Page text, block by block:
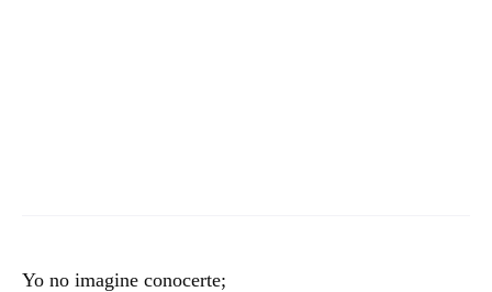
Yo no imagine conocerte;